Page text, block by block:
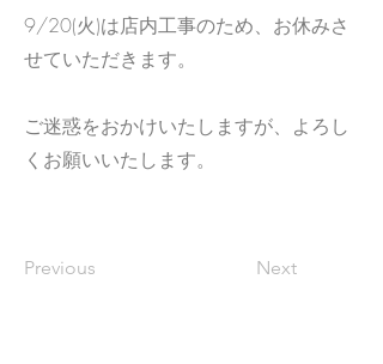
9/20(火)は店内工事のため、お休みさ
せていただきます。
ご迷惑をおかけいたしますが、よろし
くお願いいたします。
Previous Next